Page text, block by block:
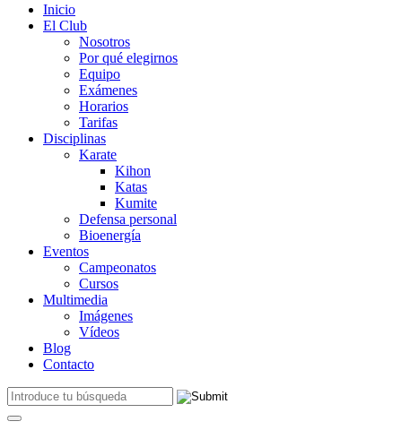
Inicio
El Club
Nosotros
Por qué elegirnos
Equipo
Exámenes
Horarios
Tarifas
Disciplinas
Karate
Kihon
Katas
Kumite
Defensa personal
Bioenergía
Eventos
Campeonatos
Cursos
Multimedia
Imágenes
Vídeos
Blog
Contacto